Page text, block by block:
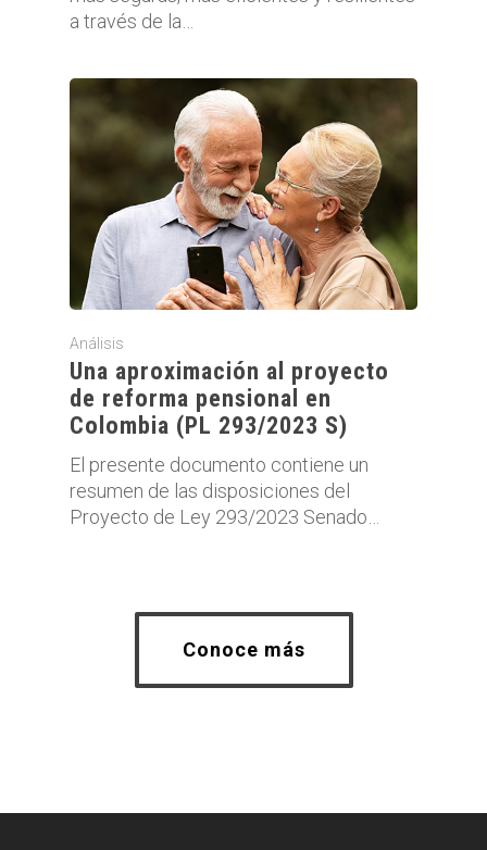
a través de la…
Análisis
Una aproximación al proyecto
de reforma pensional en
Colombia (PL 293/2023 S)
El presente documento contiene un
resumen de las disposiciones del
Proyecto de Ley 293/2023 Senado…
Conoce más